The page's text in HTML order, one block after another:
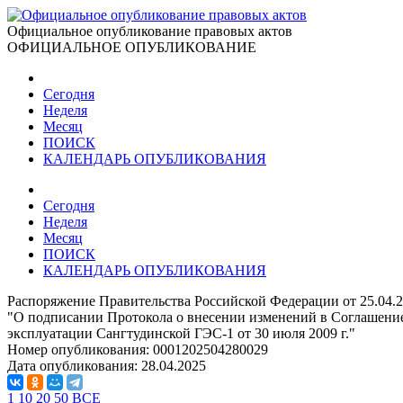
Официальное опубликование правовых актов
ОФИЦИАЛЬНОЕ ОПУБЛИКОВАНИЕ
Сегодня
Неделя
Месяц
ПОИСК
КАЛЕНДАРЬ ОПУБЛИКОВАНИЯ
Сегодня
Неделя
Месяц
ПОИСК
КАЛЕНДАРЬ ОПУБЛИКОВАНИЯ
Распоряжение Правительства Российской Федерации от
"О подписании Протокола о внесении изменений в
эксплуатации Сангтудинской ГЭС-1 от 30 июля 2009 г."
Номер опубликования: 0001202504280029
Дата опубликования: 28.04.2025
1 10 20 50 ВСЕ